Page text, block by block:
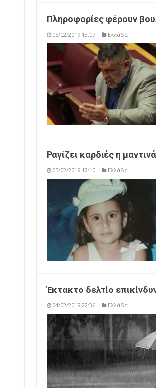
Πληροφορίες φέρουν
05/02/2019 13:07 Ελλάδα
Ραγίζει καρδιές η
05/02/2019 12:10 Ελλάδα
Έκτακτο δελτίο
04/02/2019 22:36 Ελλάδα